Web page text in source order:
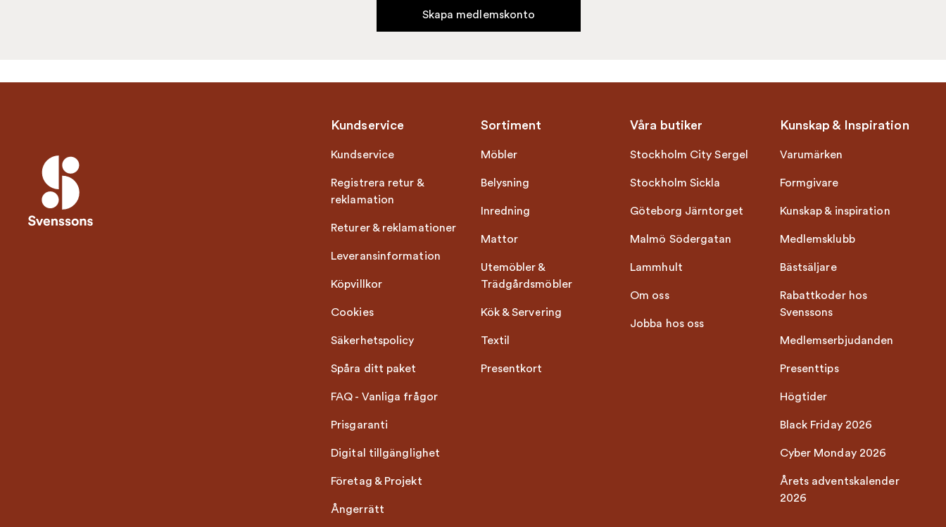
Skapa medlemskonto
Kundservice
Kundservice
Registrera retur &
reklamation
Returer & reklamationer
Leveransinformation
Köpvillkor
Cookies
Säkerhetspolicy
Spåra ditt paket
FAQ - Vanliga frågor
Prisgaranti
Digital tillgänglighet
Företag & Projekt
Ångerrätt
Sortiment
Möbler
Belysning
Inredning
Mattor
Utemöbler &
Trädgårdsmöbler
Kök & Servering
Textil
Presentkort
Våra butiker
Stockholm City Sergel
Stockholm Sickla
Göteborg Järntorget
Malmö Södergatan
Lammhult
Om oss
Jobba hos oss
Kunskap & Inspiration
Varumärken
Formgivare
Kunskap & inspiration
Medlemsklubb
Bästsäljare
Rabattkoder hos
Svenssons
Medlemserbjudanden
Presenttips
Högtider
Black Friday 2026
Cyber Monday 2026
Årets adventskalender
2026